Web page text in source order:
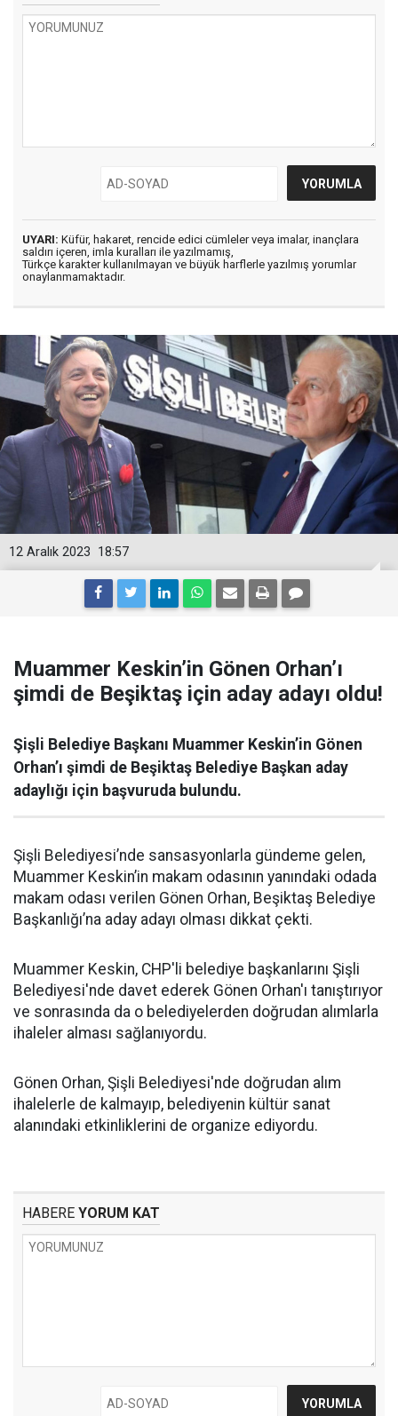
UYARI: Küfür, hakaret, rencide edici cümleler veya imalar, inançlara
saldırı içeren, imla kuralları ile yazılmamış,
Türkçe karakter kullanılmayan ve büyük harflerle yazılmış yorumlar
onaylanmamaktadır.
18:57
12 Aralık 2023
Muammer Keskin’in Gönen Orhan’ı
şimdi de Beşiktaş için aday adayı oldu!
Şişli Belediye Başkanı Muammer Keskin’in Gönen
Orhan’ı şimdi de Beşiktaş Belediye Başkan aday
adaylığı için başvuruda bulundu.
Şişli Belediyesi’nde sansasyonlarla gündeme gelen,
Muammer Keskin’in makam odasının yanındaki odada
makam odası verilen Gönen Orhan, Beşiktaş Belediye
Başkanlığı’na aday adayı olması dikkat çekti.
Muammer Keskin, CHP'li belediye başkanlarını Şişli
Belediyesi'nde davet ederek Gönen Orhan'ı tanıştırıyor
ve sonrasında da o belediyelerden doğrudan alımlarla
ihaleler alması sağlanıyordu.
Gönen Orhan, Şişli Belediyesi'nde doğrudan alım
ihalelerle de kalmayıp, belediyenin kültür sanat
alanındaki etkinliklerini de organize ediyordu.
HABERE YORUM KAT